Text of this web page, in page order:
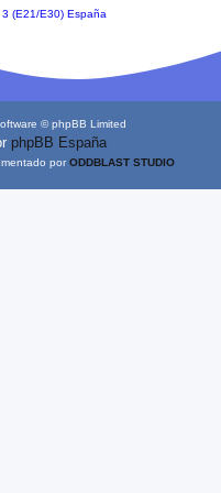
(E21/E30) España
© phpBB Limited
phpBB España
porODDBLAST STUDIO